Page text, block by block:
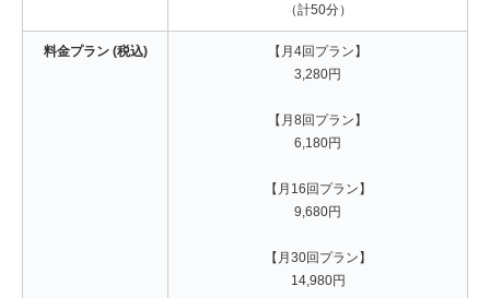
（計50分）
料金プラン (税込)
【月4回プラン】
3,280円
【月8回プラン】
6,180円
【月16回プラン】
9,680円
【月30回プラン】
14,980円